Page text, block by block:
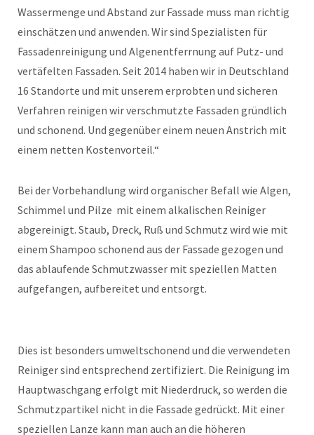
Wassermenge und Abstand zur Fassade muss man richtig
einschätzen und anwenden. Wir sind Spezialisten für
Fassadenreinigung und Algenentferrnung auf Putz- und
vertäfelten Fassaden. Seit 2014 haben wir in Deutschland
16 Standorte und mit unserem erprobten und sicheren
Verfahren reinigen wir verschmutzte Fassaden gründlich
und schonend. Und gegenüber einem neuen Anstrich mit
einem netten Kostenvorteil.“
Bei der Vorbehandlung wird organischer Befall wie Algen,
Schimmel und Pilze mit einem alkalischen Reiniger
abgereinigt. Staub, Dreck, Ruß und Schmutz wird wie mit
einem Shampoo schonend aus der Fassade gezogen und
das ablaufende Schmutzwasser mit speziellen Matten
aufgefangen, aufbereitet und entsorgt.
Dies ist besonders umweltschonend und die verwendeten
Reiniger sind entsprechend zertifiziert. Die Reinigung im
Hauptwaschgang erfolgt mit Niederdruck, so werden die
Schmutzpartikel nicht in die Fassade gedrückt. Mit einer
speziellen Lanze kann man auch an die höheren